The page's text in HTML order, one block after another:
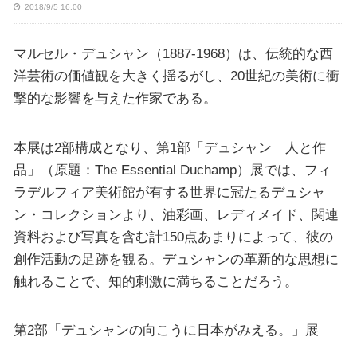
2018/9/5 16:00
マルセル・デュシャン（1887-1968）は、伝統的な西
洋芸術の価値観を大きく揺るがし、20世紀の美術に衝
撃的な影響を与えた作家である。
本展は2部構成となり、第1部「デュシャン 人と作
品」（原題：The Essential Duchamp）展では、フィ
ラデルフィア美術館が有する世界に冠たるデュシャ
ン・コレクションより、油彩画、レディメイド、関連
資料および写真を含む計150点あまりによって、彼の
創作活動の足跡を観る。デュシャンの革新的な思想に
触れることで、知的刺激に満ちることだろう。
第2部「デュシャンの向こうに日本がみえる。」展